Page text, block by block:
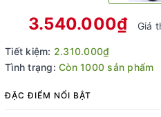
3.540.000₫ Giá
Tiết kiệm: 2.310.000₫
Tình trạng: Còn 1000 sản phẩm
ĐẶC ĐIỂM NỔI BẬT